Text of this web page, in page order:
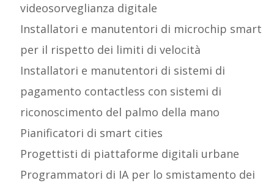
videosorveglianza digitale
Installatori e manutentori di microchip smart
per il rispetto dei limiti di velocità
Installatori e manutentori di sistemi di
pagamento contactless con sistemi di
riconoscimento del palmo della mano
Pianificatori di smart cities
Progettisti di piattaforme digitali urbane
Programmatori di IA per lo smistamento dei